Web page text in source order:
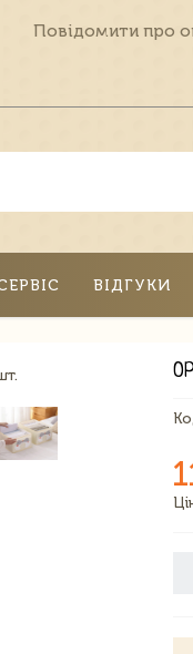
Повідомити про
ВІДГУКИ